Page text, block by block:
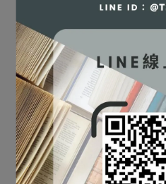
除非瑕疵換書不提供退貨與
退款
✅訂購數量5本以上另有優
惠，請洽LINE客服訂購
管理數學(第四版) [戴久永
編著] 9786269505050
NT$551
NT$580
加入購物車